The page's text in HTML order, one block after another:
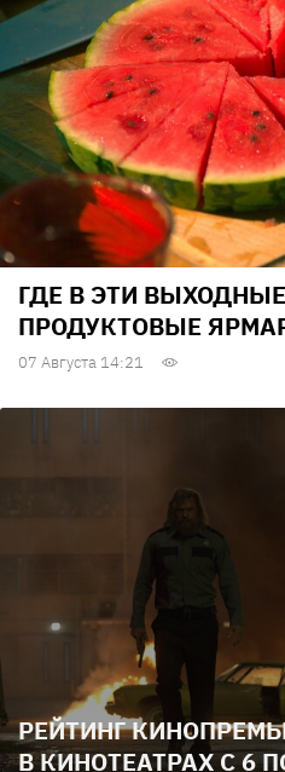
ГДЕ В ЭТИ
ПРОДУКТОВЫЕ
07 Августа 14:21
РЕЙТИНГ
В КИНОТЕАТРАХ С 6